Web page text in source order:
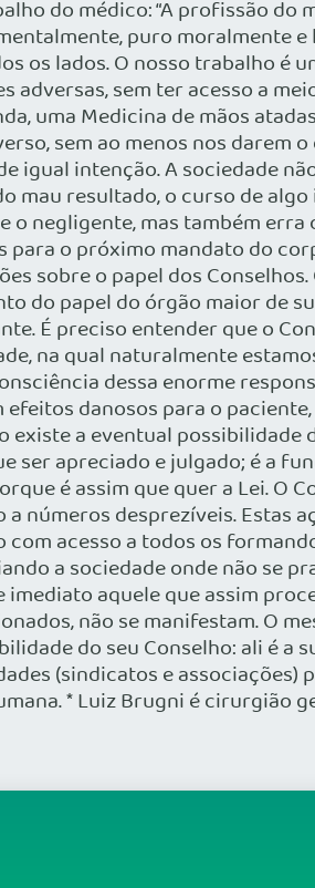
do médico: “A profissão
puro moralmente
os lados. O nosso trabalho é
adversas, sem ter acesso a
uma Medicina de mãos
sem ao menos nos darem
igual intenção. A sociedade
mau resultado, o curso de
negligente, mas também
o próximo mandato do
sobre o papel dos
do papel do órgão maior de
É preciso entender que o
na qual naturalmente
dessa enorme
danosos para o
a eventual
ser apreciado e julgado; é a
é assim que quer a Lei.
números desprezíveis. Estas
acesso a todos os
a sociedade onde não se
aquele que assim
não se manifestam. O
do seu Conselho: ali é a
(sindicatos e
* Luiz Brugni é cirurgião